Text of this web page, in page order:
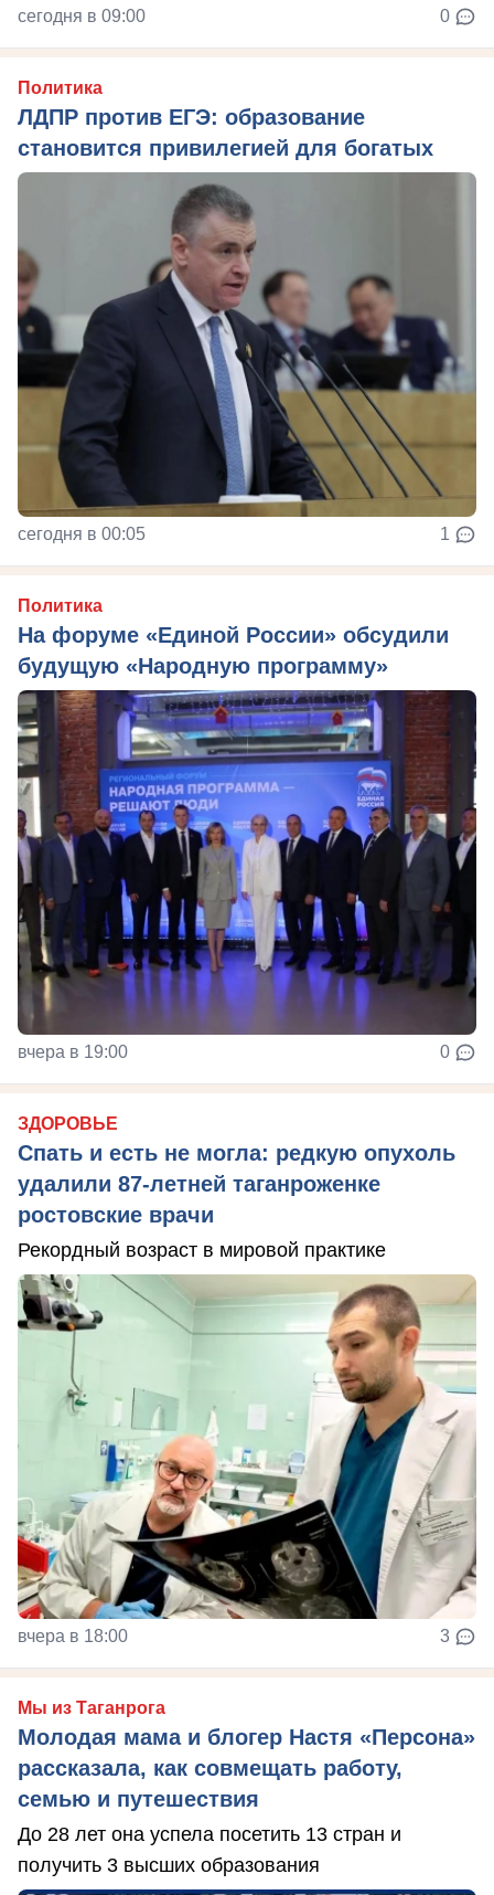
сегодня в 09:00 0
Политика
ЛДПР против ЕГЭ: образование
становится привилегией для богатых
сегодня в 00:05 1
Политика
На форуме «Единой России» обсудили
будущую «Народную программу»
вчера в 19:00 0
ЗДОРОВЬЕ
Спать и есть не могла: редкую опухоль
удалили 87-летней таганроженке
ростовские врачи
Рекордный возраст в мировой практике
вчера в 18:00 3
Мы из Таганрога
Молодая мама и блогер Настя «Персона»
рассказала, как совмещать работу,
семью и путешествия
До 28 лет она успела посетить 13 стран и
получить 3 высших образования